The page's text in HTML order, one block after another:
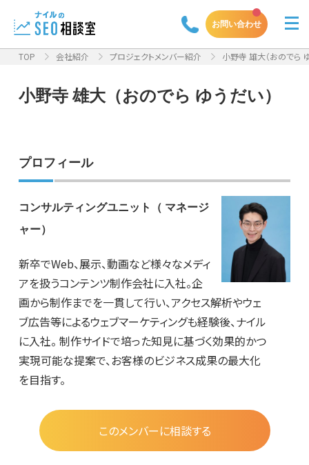
お問い合わせ
TOP 会社紹介 プロジェクトメンバー紹介 小野寺 雄大（おのでら
小野寺 雄大（おのでら ゆうだい）
プロフィール
コンサルティングユニット（ マネージ
ャー）
新卒でWeb、展示、動画など様々なメディ
アを扱うコンテンツ制作会社に入社。企
画から制作までを一貫して行い、アクセス解析やウェ
ブ広告等によるウェブマーケティングも経験後、ナイル
に入社。 制作サイドで培った知見に基づく効果的かつ
実現可能な提案で、お客様のビジネス成果の最大化
を目指す。
このメンバーに相談する